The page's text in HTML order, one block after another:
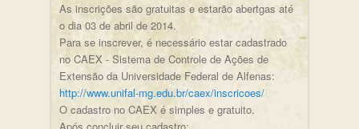
As inscrições são gratuitas e estarão abertgas até
o dia 03 de abril de 2014.
Para se inscrever, é necessário estar cadastrado
no CAEX - Sistema de Controle de Ações de
Extensão da Universidade Federal de Alfenas:
http://www.unifal-mg.edu.br/caex/inscricoes/
O cadastro no CAEX é simples e gratuito.